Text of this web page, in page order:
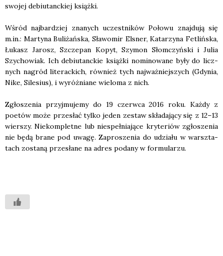
swo­jej debiu­tanc­kiej książ­ki.
Wśród naj­bar­dziej zna­nych uczest­ni­ków Poło­wu znaj­du­ją się
m.in.: Mar­ty­na Buli­żań­ska, Sła­wo­mir Elsner, Kata­rzy­na Fetliń­ska,
Łukasz Jarosz, Szcze­pan Kopyt, Szy­mon Słom­czyń­ski i Julia
Szy­cho­wiak. Ich debiu­tanc­kie książ­ki nomi­no­wa­ne były do licz­
nych nagród lite­rac­kich, rów­nież tych naj­waż­niej­szych (Gdy­nia,
Nike, Sile­sius), i wyróż­nia­ne wie­lo­ma z nich.
Zgło­sze­nia przyj­mu­je­my do 19 czerw­ca 2016 roku. Każ­dy z
poetów może prze­słać tyl­ko jeden zestaw skła­da­ją­cy się z 12–13
wier­szy. Nie­kom­plet­ne lub nie­speł­nia­ją­ce kry­te­riów zgło­sze­nia
nie będą bra­ne pod uwa­gę. Zapro­sze­nia do udzia­łu w warsz­ta­
tach zosta­ną prze­sła­ne na adres poda­ny w for­mu­la­rzu.